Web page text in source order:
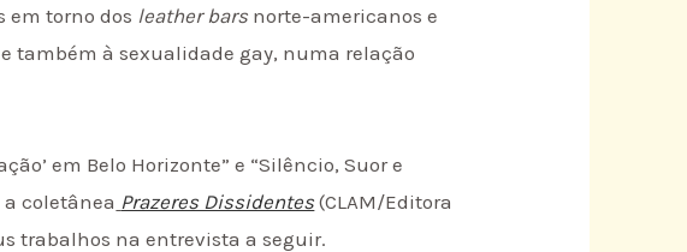
em torno dos leather bars norte-americanos e
também à sexualidade gay, numa relação
em Belo Horizonte” e “Silêncio, Suor e
coletânea Prazeres Dissidentes(CLAM/Editora
trabalhos na entrevista a seguir.